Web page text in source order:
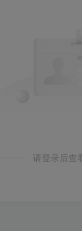
请登录后查